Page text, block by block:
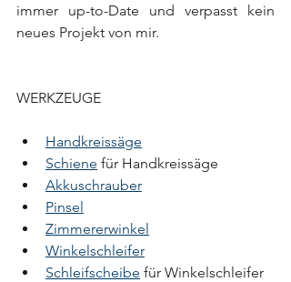
immer up-to-Date und verpasst kein
neues Projekt von mir.
WERKZEUGE
Handkreissäge
Schiene für Handkreissäge
Akkuschrauber
Pinsel
Zimmererwinkel
Winkelschleifer
Schleifscheibe für Winkelschleifer